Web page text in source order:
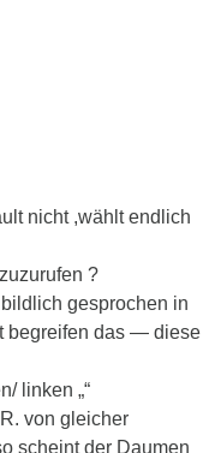
nicht ,wählt endlich
?
bildlich gesprochen in
begreifen das — diese
linken „“
von gleicher
scheint der Daumen